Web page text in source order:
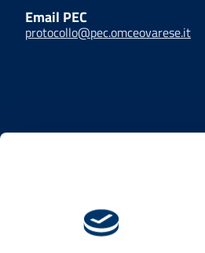
Email PEC
protocollo@pec.omceovarese.it